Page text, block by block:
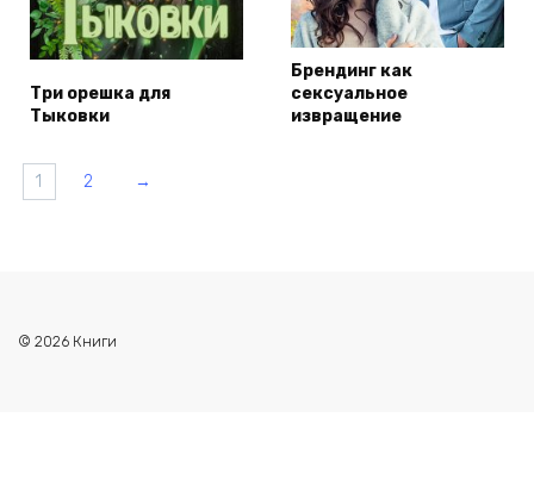
Три орешка для
Тыковки
Брендинг как
сексуальное
извращение
1 2 →
© 2026 Книги